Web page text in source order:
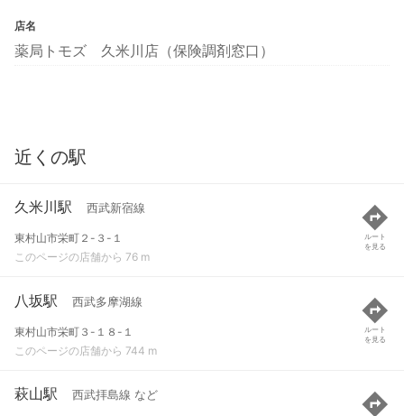
店名
薬局トモズ 久米川店（保険調剤窓口）
近くの駅
久米川駅 西武新宿線
東村山市栄町２-３-１
このページの店舗から 76 m
ルート
を見る
八坂駅 西武多摩湖線
東村山市栄町３-１８-１
このページの店舗から 744 m
ルート
を見る
萩山駅 西武拝島線 など